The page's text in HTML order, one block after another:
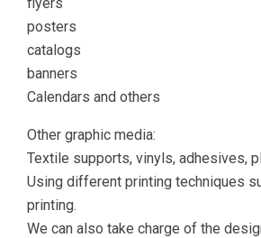
posters
catalogs
banners
Calendars and others
Other graphic media:
Textile supports, vinyls, adhesives,
Using different printing techniques
printing.
We can also take charge of the